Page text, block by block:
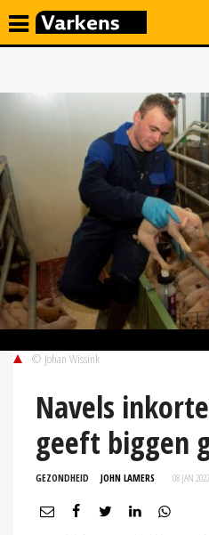
© Johan Wissink
Navels
geeft biggen
GEZONDHEID JOHN LAMERS 08 JAN